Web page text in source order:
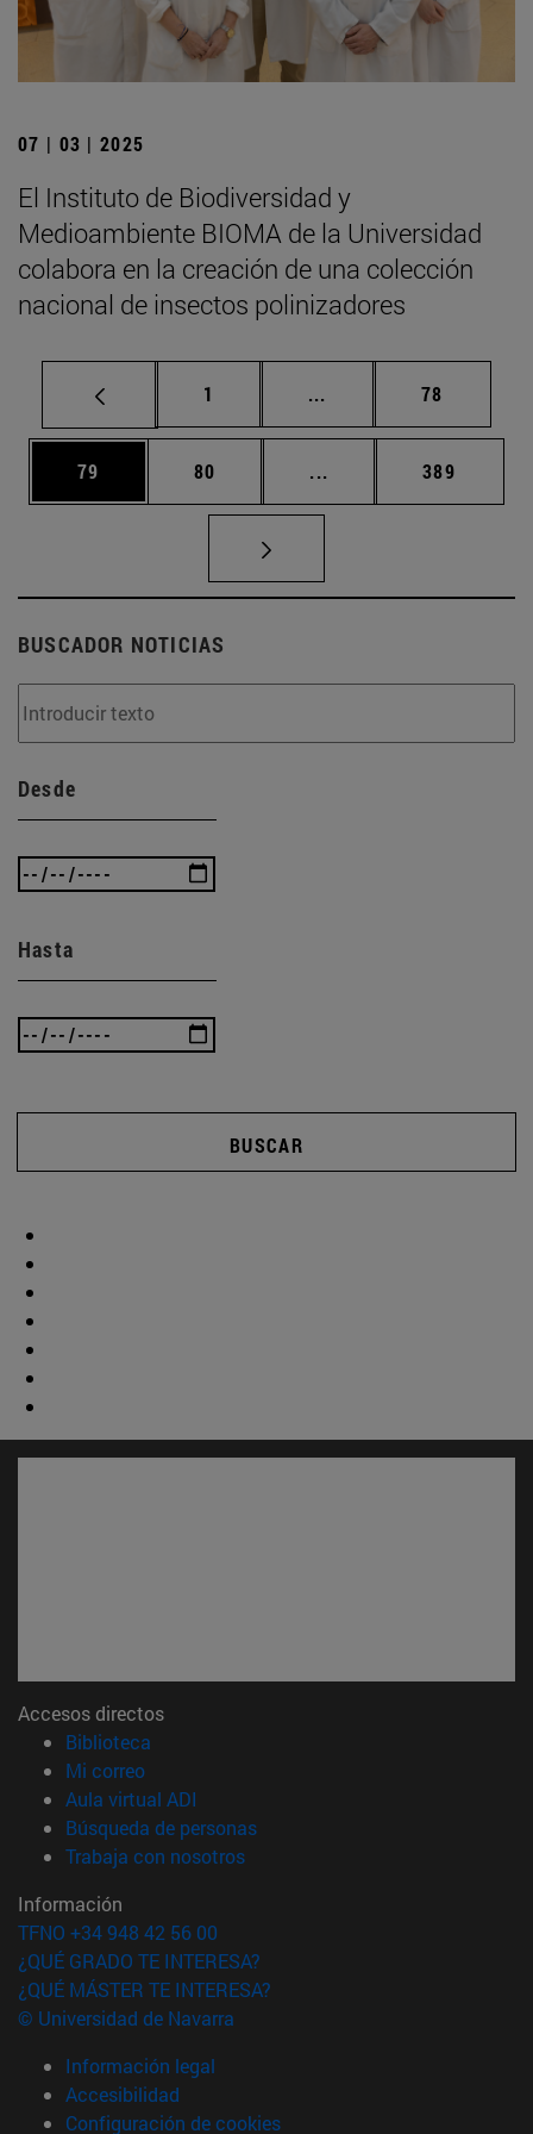
07 | 03 | 2025
El Instituto de Biodiversidad y
Medioambiente BIOMA de la Universidad
colabora en la creación de una colección
nacional de insectos polinizadores
Página
1 ... Páginas intermedias
Página
78
Página
79 Página
80 ... Páginas intermedias
Página
389
BUSCADOR NOTICIAS
Desde
Hasta
BUSCAR
Accesos directos
Biblioteca
Mi correo(abre en nueva ventana)
Aula virtual ADI
Búsqueda de personas(abre en nueva ventana)
Trabaja con nosotros(abre en nueva ventana)
Información
TFNO +34 948 42 56 00
¿QUÉ GRADO TE INTERESA?
¿QUÉ MÁSTER TE INTERESA?
© Universidad de Navarra
Información legal
Accesibilidad
Configuración de cookies